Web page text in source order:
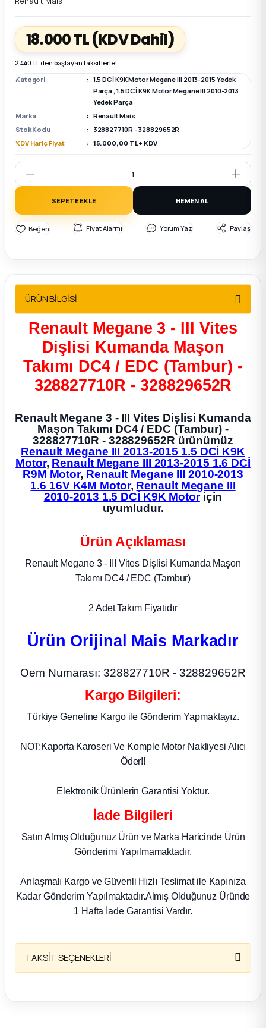
Parça
Parça
Megane E-TECH Yedek Parça
Sedan
Parça
Parça
18.000 TL(KDV Dahil)
2.440 TL den başlayan taksitlerle!
Kategori
1.5 DCİ K9K Motor Megane III 2013-2015 Yedek
Parça,1.5 DCİ K9K Motor Megane III 2010-2013
Yedek Parça
Marka
Renault Mais
Stok Kodu
328827710R - 328829652R
KDV Hariç Fiyat
15.000,00 TL + KDV
SEPETE EKLE HEMEN AL
Fiyat Alarmı Yorum Yaz Paylaş
ÜRÜN BİLGİSİ
Renault Megane 3 - III Vites
Dişlisi Kumanda Maşon
Takımı DC4 / EDC (Tambur) -
328827710R - 328829652R
Renault Megane 3 - III Vites Dişlisi Kumanda
Maşon Takımı DC4 / EDC (Tambur) -
328827710R - 328829652R ürünümüz
Renault Megane III 2013-2015 1.5 DCİ K9K
Motor, Renault Megane III 2013-2015 1.6 DCİ
R9M Motor, Renault Megane III 2010-2013
1.6 16V K4M Motor, Renault Megane III
2010-2013 1.5 DCİ K9K Motoriçin
uyumludur.
Ürün Açıklaması
Renault Megane 3 - III Vites Dişlisi Kumanda Maşon
Takımı DC4 / EDC (Tambur)
2 Adet Takım Fiyatıdır
Ürün Orijinal Mais Markadır
Oem Numarası: 328827710R - 328829652R
Kargo Bilgileri:
Türkiye Geneline Kargo ile Gönderim Yapmaktayız.
NOT:Kaporta Karoseri Ve Komple Motor Nakliyesi Alıcı
Öder!!
Elektronik Ürünlerin Garantisi Yoktur.
İade Bilgileri
Satın Almış Olduğunuz Ürün ve Marka Haricinde Ürün
Gönderimi Yapılmamaktadır.
Anlaşmalı Kargo ve Güvenli Hızlı Teslimat ile Kapınıza
Kadar Gönderim Yapılmaktadır.Almış Olduğunuz Üründe
1 Hafta İade Garantisi Vardır.
TAKSİT SEÇENEKLERİ